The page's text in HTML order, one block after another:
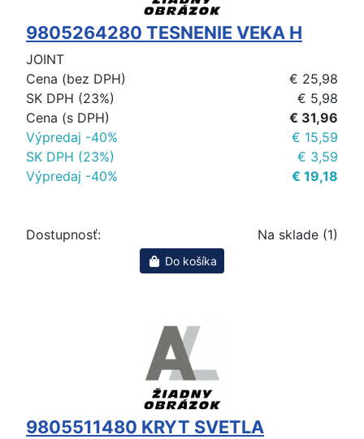
9805264280 TESNENIE VEKA H
JOINT
Cena (bez DPH)
€ 25,98
SK DPH (23%)
€ 5,98
Cena (s DPH)
€ 31,96
Výpredaj -40%
€ 15,59
SK DPH (23%)
€ 3,59
Výpredaj -40%
€ 19,18
Dostupnosť: Na sklade (1)
Do košíka
9805511480 KRYT SVETLA